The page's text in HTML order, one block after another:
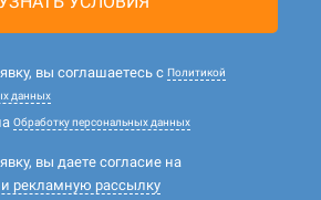
вы соглашаетесь с Политикой
данных
Обработку персональных данных
вы даете согласие на
рекламную рассылку